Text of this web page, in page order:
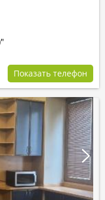
Показать телефон